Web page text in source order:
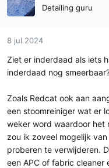
Detailing guru
8 jul 2024
Ziet er inderdaad als iets
inderdaad nog
Zoals Redcat ook aan
een stoomreiniger wat er
weker word waardoor het
zou ik zoveel mogelijk
proberen te verwijderen.
een APC of fabric cleaner